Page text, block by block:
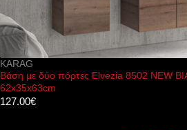
KARAG
Βάση με δύο πόρτες Elvezia 8502 NEW
62x35x63cm
127.00€